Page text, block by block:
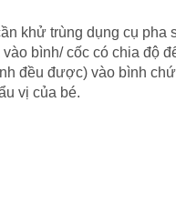
khử trùng dụng cụ pha
bình/ cốc có chia độ
đều được) vào bình
vị của bé.